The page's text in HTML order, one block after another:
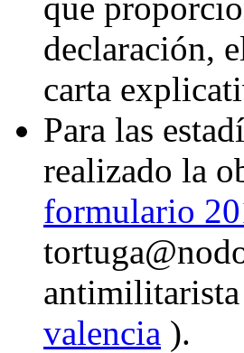
declaración,
carta
Para las
realizado la
formulario
valencia ).